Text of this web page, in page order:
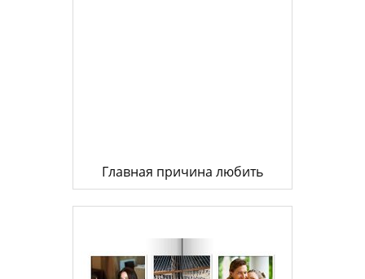
Главная причина любить